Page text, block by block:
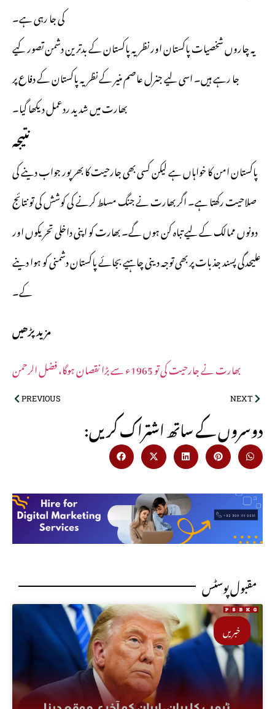
کی جا رہی ہے۔
یہ چاروں شخصیات پاکستان اور نظریہ پاکستان کے بدترین دشمن تصور کیے
جا رہے ہیں۔ اسی لیے جنرل عاصم منیر کے نظریہ پاکستان کے دفاع پر
بھارت میں شدید ردعمل دیکھا گیا۔
نتیجہ
پاکستان امن کا خواہاں ہے لیکن کسی بھی جارحیت کا بھرپور جواب دینے کی
صلاحیت رکھتا ہے۔ اگر بھارت نے جنگ مسلط کرنے کی کوشش کی تو نتائج
دونوں ممالک کے لیے تباہ کن ہوں گے۔ بھارت کو اپنی داخلی تحریکوں اور
علیحدگی پسند جذبات پر بھی توجہ دینی چاہیے بجائے پاکستان دشمنی کو ہوا دینے
کے۔
مزید پڑھیں
بھارت نے جارحیت کی تو 1965ء سے بڑا نقصان ہوگا، فضل الرحمن
PREVIOUS NEXT
:دوسروں کے ساتھ اشتراک کریں
مقبول پوسٹس
خبریں